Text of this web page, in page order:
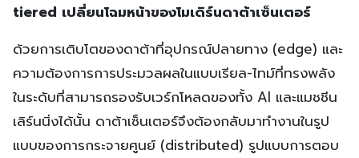
tiered เปลี่ยนโฉมหน้าของโมเดิร์นดาต้าเซ็นเตอร์
ด้วยการเติบโตของดาต้าที่อุปกรณ์ปลายทาง (edge) และ
ความต้องการการประมวลผลในแบบเรียล-ไทม์ที่ทรงพลัง
ในระดับที่สามารถรองรับเวร์กโหลดของทั้ง AI และแมชชีน
เลิร์นนิ่งได้นั้น ดาต้าเซ็นเตอร์จึงต้องกลับมาทำงานในรูป
แบบของการกระจายศูนย์ (distributed) รูปแบบการตอบ